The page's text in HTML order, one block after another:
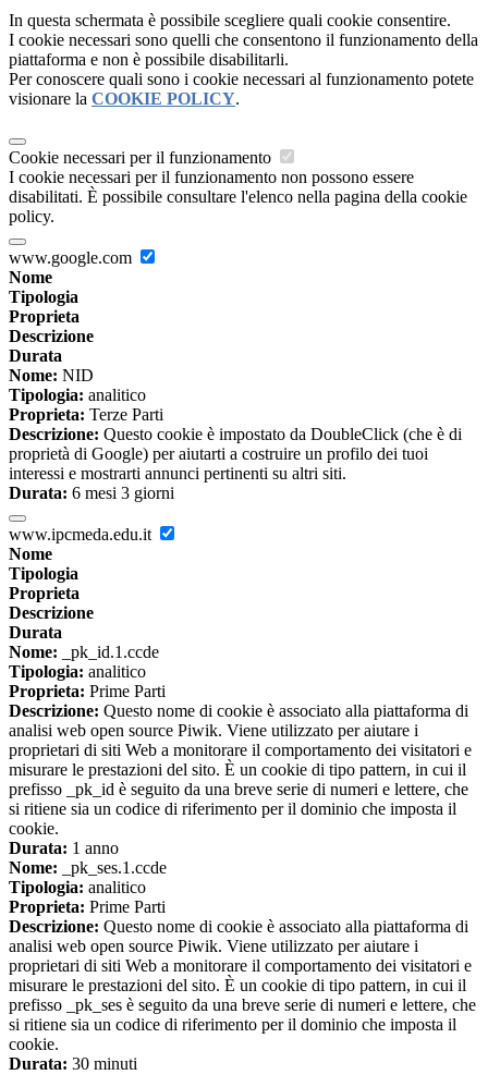
In questa schermata è possibile scegliere quali cookie consentire.
I cookie necessari sono quelli che consentono il funzionamento della
piattaforma e non è possibile disabilitarli.
Per conoscere quali sono i cookie necessari al funzionamento potete
visionare la COOKIE POLICY.
Cookie necessari per il funzionamento
I cookie necessari per il funzionamento non possono essere
disabilitati. È possibile consultare l'elenco nella pagina della cookie
policy.
www.google.com
Nome
Tipologia
Proprieta
Descrizione
Durata
Nome: NID
Tipologia: analitico
Proprieta: Terze Parti
Descrizione: Questo cookie è impostato da DoubleClick (che è di
proprietà di Google) per aiutarti a costruire un profilo dei tuoi
interessi e mostrarti annunci pertinenti su altri siti.
Durata: 6 mesi 3 giorni
www.ipcmeda.edu.it
Nome
Tipologia
Proprieta
Descrizione
Durata
Nome: _pk_id.1.ccde
Tipologia: analitico
Proprieta: Prime Parti
Descrizione: Questo nome di cookie è associato alla piattaforma di
analisi web open source Piwik. Viene utilizzato per aiutare i
proprietari di siti Web a monitorare il comportamento dei visitatori e
misurare le prestazioni del sito. È un cookie di tipo pattern, in cui il
prefisso _pk_id è seguito da una breve serie di numeri e lettere, che
si ritiene sia un codice di riferimento per il dominio che imposta il
cookie.
Durata: 1 anno
Nome: _pk_ses.1.ccde
Tipologia: analitico
Proprieta: Prime Parti
Descrizione: Questo nome di cookie è associato alla piattaforma di
analisi web open source Piwik. Viene utilizzato per aiutare i
proprietari di siti Web a monitorare il comportamento dei visitatori e
misurare le prestazioni del sito. È un cookie di tipo pattern, in cui il
prefisso _pk_ses è seguito da una breve serie di numeri e lettere, che
si ritiene sia un codice di riferimento per il dominio che imposta il
cookie.
Durata: 30 minuti